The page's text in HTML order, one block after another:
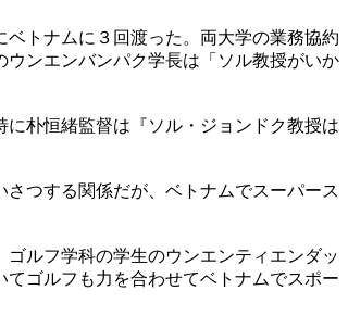
トナムに３回渡った。両大学の業務協約
ンエンバンパク学長は「ソル教授がいか
朴恒緒監督は『ソル・ジョンドク教授は
つする関係だが、ベトナムでスーパース
ルフ学科の学生のウンエンティエンダッ
ゴルフも力を合わせてベトナムでスポー